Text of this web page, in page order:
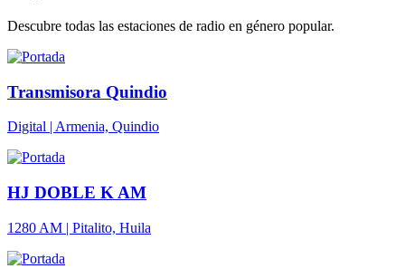
Descubre todas las estaciones de radio en género popular.
Transmisora Quindio
Digital | Armenia, Quindio
HJ DOBLE K AM
1280 AM | Pitalito, Huila